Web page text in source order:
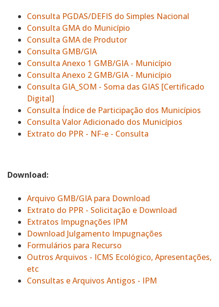
Consulta PGDAS/DEFIS do Simples Nacional
Consulta GMA do Município
Consulta GMA de Produtor
Consulta GMB/GIA
Consulta Anexo 1 GMB/GIA - Município
Consulta Anexo 2 GMB/GIA - Município
Consulta GIA_SOM - Soma das GIAS [Certificado
Digital]
Consulta Índice de Participação dos Municípios
Consulta Valor Adicionado dos Municípios
Extrato do PPR - NF-e - Consulta
Download:
Arquivo GMB/GIA para Download
Extrato do PPR - Solicitação e Download
Extratos Impugnações IPM
Download Julgamento Impugnações
Formulários para Recurso
Outros Arquivos - ICMS Ecológico, Apresentações,
etc
Consultas e Arquivos Antigos - IPM